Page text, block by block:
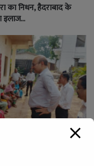
का निधन, हैदराबाद के
इलाज…
श्री सुभाष चन्द्र ने
किया निरीक्षण